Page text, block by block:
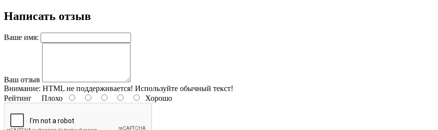
Написать отзыв
Ваше имя:
Ваш отзыв
Внимание: HTML не поддерживается! Используйте обычный текст!
Рейтинг Плохо Хорошо